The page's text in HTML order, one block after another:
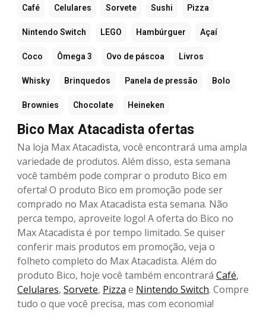
Café Celulares Sorvete Sushi Pizza
Nintendo Switch LEGO Hambúrguer Açaí
Coco Ômega 3 Ovo de páscoa Livros
Whisky Brinquedos Panela de pressão Bolo
Brownies Chocolate Heineken
Bico Max Atacadista ofertas
Na loja Max Atacadista, você encontrará uma ampla
variedade de produtos. Além disso, esta semana
você também pode comprar o produto Bico em
oferta! O produto Bico em promoção pode ser
comprado no Max Atacadista esta semana. Não
perca tempo, aproveite logo! A oferta do Bico no
Max Atacadista é por tempo limitado. Se quiser
conferir mais produtos em promoção, veja o
folheto completo do Max Atacadista. Além do
produto Bico, hoje você também encontrará Café,
Celulares, Sorvete, Pizza e Nintendo Switch. Compre
tudo o que você precisa, mas com economia!